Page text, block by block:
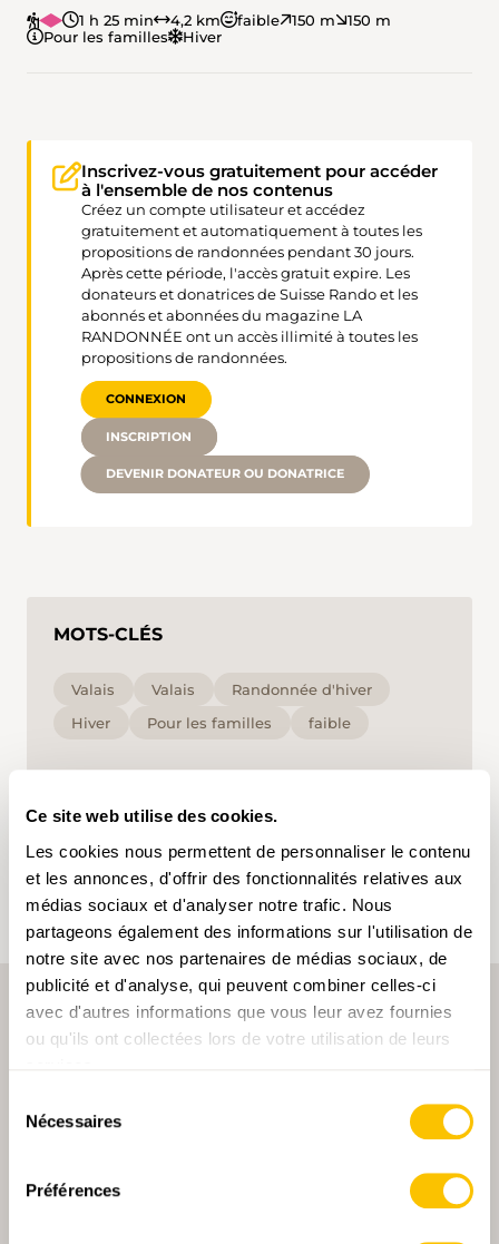
Ce site web utilise des cookies.
Les cookies nous permettent de personnaliser le contenu
et les annonces, d'offrir des fonctionnalités relatives aux
médias sociaux et d'analyser notre trafic. Nous
partageons également des informations sur l'utilisation de
notre site avec nos partenaires de médias sociaux, de
publicité et d'analyse, qui peuvent combiner celles-ci
avec d'autres informations que vous leur avez fournies
ou qu'ils ont collectées lors de votre utilisation de leurs
Nécessaires
Préférences
1 h 25 min 4,2 km faible 150 m
150 m
Pour les familles
Hiver
Inscrivez-vous gratuitement pour accéder
à l'ensemble de nos contenus
Créez un compte utilisateur et accédez
gratuitement et automatiquement à toutes les
propositions de randonnées pendant 30 jours.
Après cette période, l'accès gratuit expire. Les
donateurs et donatrices de Suisse Rando et les
abonnés et abonnées du magazine LA
RANDONNÉE ont un accès illimité à toutes les
propositions de randonnées.
CONNEXION
INSCRIPTION
DEVENIR DONATEUR OU DONATRICE
MOTS-CLÉS
Valais Valais
Randonnée d'hiver
Hiver
Pour les familles faible
adaptés à vos centres d'intérêt. Les mots-clés ne
peuvent être enregistrés que dans un compte
d'utilisateur.